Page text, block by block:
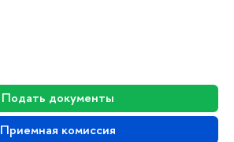
Подать документы
Приемная комиссия